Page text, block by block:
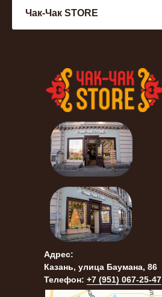
Адрес:
Казань, улица Баумана, 86
Телефон: +7 (951) 067-25-47